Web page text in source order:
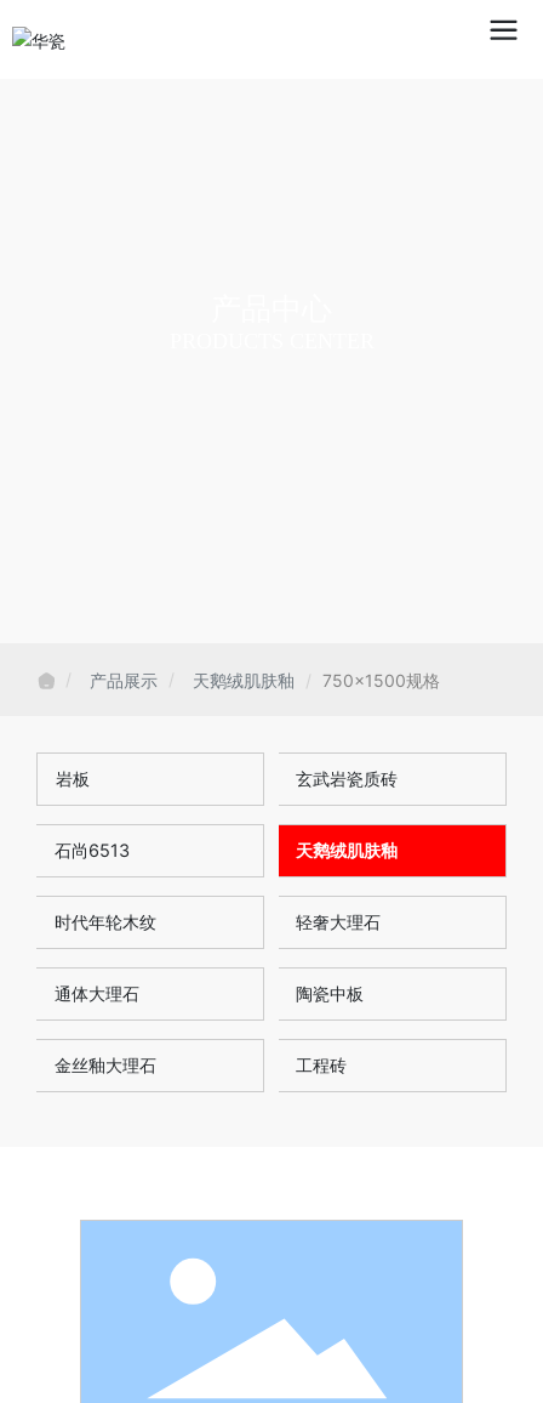
产品展示 天鹅绒肌肤釉 750x1500规格
岩板 玄武岩瓷质砖
石尚6513 天鹅绒肌肤釉
时代年轮木纹 轻奢大理石
通体大理石 陶瓷中板
金丝釉大理石 工程砖